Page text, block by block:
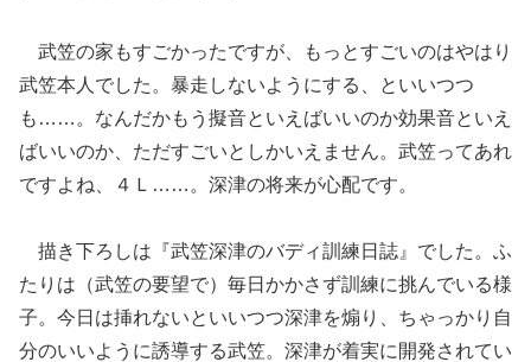
武笠の家もすごかったですが、もっとすごいのはやはり
武笠本人でした。暴走しないようにする、といいつつ
も……。なんだかもう擬音といえばいいのか効果音といえ
ばいいのか、ただすごいとしかいえません。武笠ってあれ
ですよね、４Ｌ……。深津の将来が心配です。
描き下ろしは『武笠深津のバディ訓練日誌』でした。ふ
たりは（武笠の要望で）毎日かかさず訓練に挑んでいる様
子。今日は挿れないといいつつ深津を煽り、ちゃっかり自
分のいいように誘導する武笠。深津が着実に開発されてい